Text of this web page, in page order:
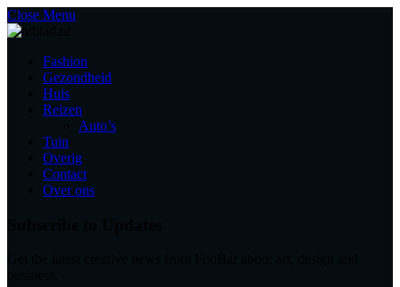
Close Menu
Fashion
Gezondheid
Huis
Reizen
Auto’s
Tuin
Overig
Contact
Over ons